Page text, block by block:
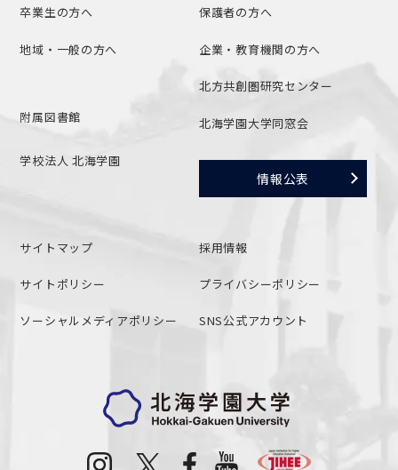
卒業生の方へ 保護者の方へ
地域・一般の方へ 企業・教育機関の方へ
附属図書館
北方共創圏研究センター
北海学園大学同窓会
学校法人 北海学園
情報公表
サイトマップ 採用情報
サイトポリシー プライバシーポリシー
ソーシャルメディアポリシー SNS公式アカウント